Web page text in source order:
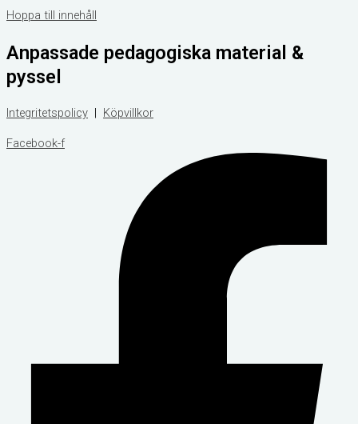
Hoppa till innehåll
Anpassade pedagogiska material &
pyssel
Integritetspolicy Köpvillkor
Facebook-f